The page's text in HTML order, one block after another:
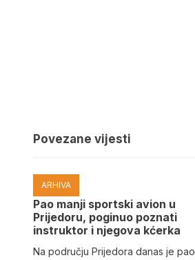
Povezane vijesti
ARHIVA
Pao manji sportski avion u
Prijedoru, poginuo poznati
instruktor i njegova kćerka
Na području Prijedora danas je pao